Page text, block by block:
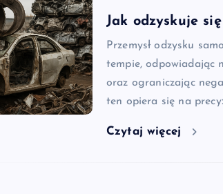
Jak odzyskuje
Przemysł odzysku
tempie, odpowiadając
oraz ograniczając
ten opiera się na
Czytaj więcej